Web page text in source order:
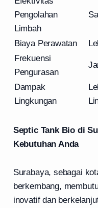
Pengolahan
Limbah
Biaya Perawatan
Frekuensi
Pengurasan
Dampak
Lingkungan
Septic Tank Bio di
Kebutuhan Anda
Surabaya, sebagai
berkembang,
inovatif dan